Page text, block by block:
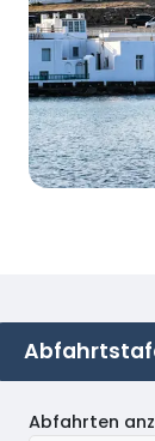
Abfahrten